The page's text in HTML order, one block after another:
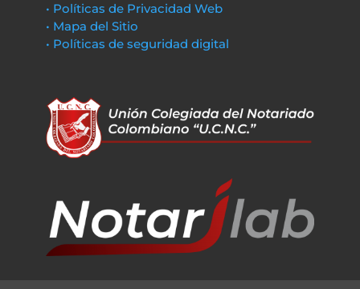
• Políticas de Privacidad Web
• Mapa del Sitio
• Políticas de seguridad digital